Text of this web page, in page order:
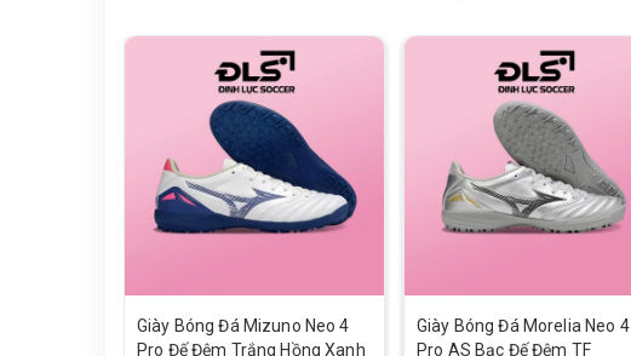
Giày Bóng Đá Mizuno Neo 4
Pro Đế Đệm Trắng Hồng Xanh
Giày Bóng Đá Morelia Neo 4
Pro AS Bạc Đế Đệm TF